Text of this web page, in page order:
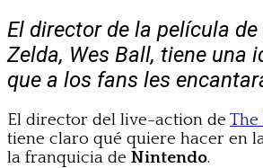
El director de la película
Zelda, Wes Ball, tiene una
que a los fans les
El director del live-action de The
tiene claro qué quiere hacer en
la franquicia de Nintendo.